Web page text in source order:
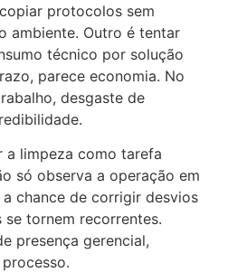
protocolos sem
ambiente. Outro é tentar
técnico por solução
parece economia. No
desgaste de
a limpeza como tarefa
só observa a operação em
chance de corrigir desvios
se tornem recorrentes.
presença gerencial,